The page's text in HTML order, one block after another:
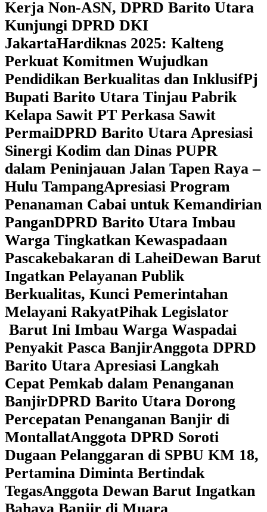
Kerja Non-ASN, DPRD Barito Utara
Kunjungi DPRD DKI
JakartaHardiknas 2025: Kalteng
Perkuat Komitmen Wujudkan
Pendidikan Berkualitas dan InklusifPj
Bupati Barito Utara Tinjau Pabrik
Kelapa Sawit PT Perkasa Sawit
PermaiDPRD Barito Utara Apresiasi
Sinergi Kodim dan Dinas PUPR
dalam Peninjauan Jalan Tapen Raya –
Hulu TampangApresiasi Program
Penanaman Cabai untuk Kemandirian
PanganDPRD Barito Utara Imbau
Warga Tingkatkan Kewaspadaan
Pascakebakaran di LaheiDewan Barut
Ingatkan Pelayanan Publik
Berkualitas, Kunci Pemerintahan
Melayani RakyatPihak Legislator
Barut Ini Imbau Warga Waspadai
Penyakit Pasca BanjirAnggota DPRD
Barito Utara Apresiasi Langkah
Cepat Pemkab dalam Penanganan
BanjirDPRD Barito Utara Dorong
Percepatan Penanganan Banjir di
MontallatAnggota DPRD Soroti
Dugaan Pelanggaran di SPBU KM 18,
Pertamina Diminta Bertindak
TegasAnggota Dewan Barut Ingatkan